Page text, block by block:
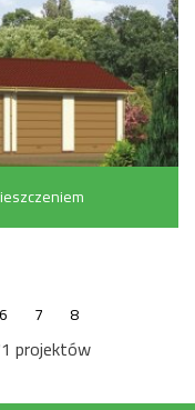
6 7 8
projektów